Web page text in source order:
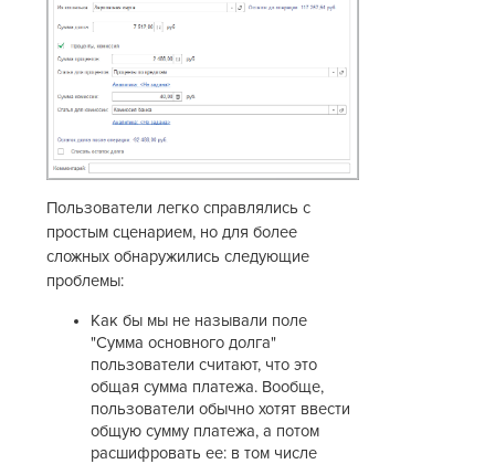
Пользователи легко справлялись с
простым сценарием, но для более
сложных обнаружились следующие
проблемы:
Как бы мы не называли поле
"Сумма основного долга"
пользователи считают, что это
общая сумма платежа. Вообще,
пользователи обычно хотят ввести
общую сумму платежа, а потом
расшифровать ее: в том числе